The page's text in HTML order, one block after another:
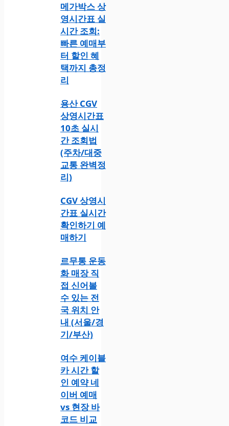
메가박스 상
영시간표 실
시간 조회:
빠른 예매부
터 할인 혜
택까지 총정
리
용산 CGV
상영시간표
10초 실시
간 조회법
(주차/대중
교통 완벽정
리)
CGV 상영시
간표 실시간
확인하기 예
매하기
르무통 운동
화 매장 직
접 신어볼
수 있는 전
국 위치 안
내 (서울/경
기/부산)
여수 케이블
카 시간 할
인 예약 네
이버 예매
vs 현장 바
코드 비교